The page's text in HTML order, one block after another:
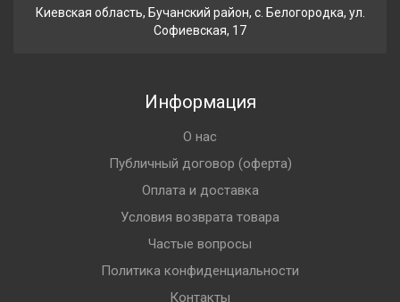
Киевская область, Бучанский район, с. Белогородка, ул.
Софиевская, 17
Информация
О нас
Публичный договор (оферта)
Оплата и доставка
Условия возврата товара
Частые вопросы
Политика конфиденциальности
Контакты